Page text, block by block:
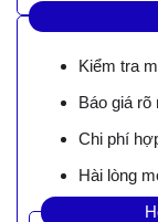
Kiểm tra
Báo giá rõ
Chi phí
Hài lòng